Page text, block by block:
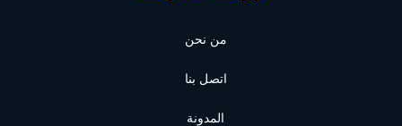
من نحن
اتصل بنا
المدونة